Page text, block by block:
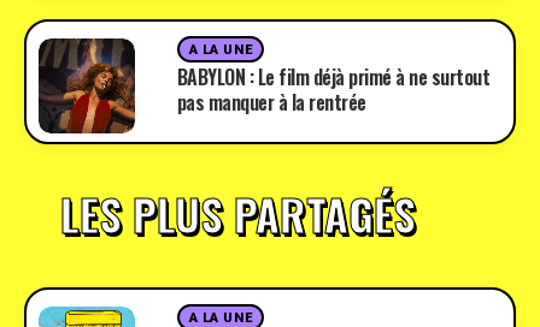
A LA UNE
BABYLON : Le film déjà primé à ne surtout
pas manquer à la rentrée
LES PLUS PARTAGÉS
A LA UNE